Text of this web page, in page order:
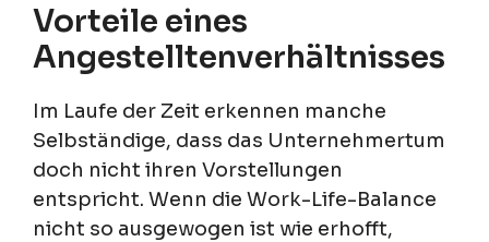
Vorteile eines
Angestelltenverhältnisses
Im Laufe der Zeit erkennen manche
Selbständige, dass das Unternehmertum
doch nicht ihren Vorstellungen
entspricht. Wenn die Work-Life-Balance
nicht so ausgewogen ist wie erhofft,